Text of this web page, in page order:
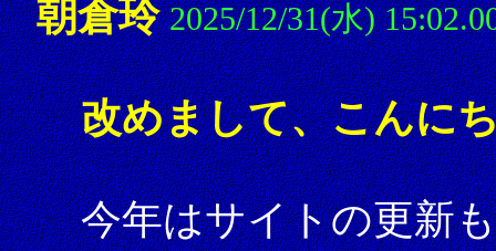
朝倉玲 2025/12/31(水)
改めまして、こんに
今年はサイトの更新